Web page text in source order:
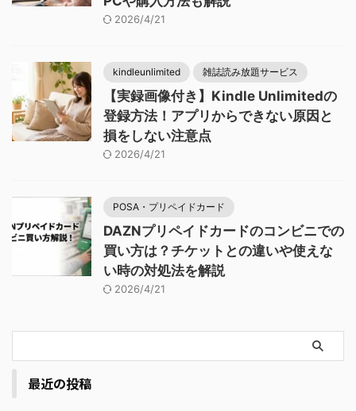
2026/4/21
kindleunlimited 雑誌読み放題サービス
【実録画像付き】Kindle Unlimitedの
登録方法！アプリからできない原因と
損をしない注意点
2026/4/21
POSA・プリペイドカード
DAZNプリペイドカードのコンビニでの
買い方は？チケットとの違いや使えな
い時の対処法を解説
2026/4/21
最近の投稿